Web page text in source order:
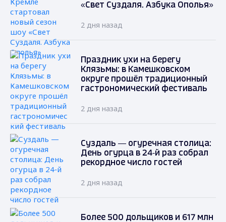
«Свет Суздаля. Азбука Ополья»
2 дня назад
Праздник ухи на берегу
Клязьмы: в Камешковском
округе прошёл традиционный
гастрономический фестиваль
2 дня назад
Суздаль — огуречная столица:
День огурца в 24‑й раз собрал
рекордное число гостей
2 дня назад
Более 500 дольщиков и 617 млн